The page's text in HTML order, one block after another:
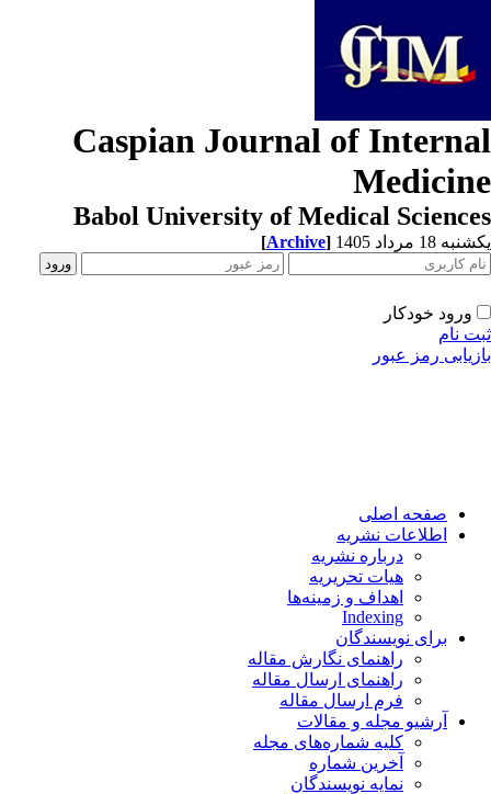
Caspian Journal of
Babol University of Medical
18 مرداد 1405 [Archive]
ورود خودکار
نام
رمز عبور
صفحه اصلی
اطلاعات نشریه
درباره نشریه
هیات تحریریه
اهداف و زمینه‌ها
Indexing
برای نویسندگان
راهنمای نگارش مقاله
راهنمای ارسال مقاله
فرم ارسال مقاله
آرشیو مجله و مقالات
کلیه شماره‌های مجله
آخرین شماره
نمایه نویسندگان